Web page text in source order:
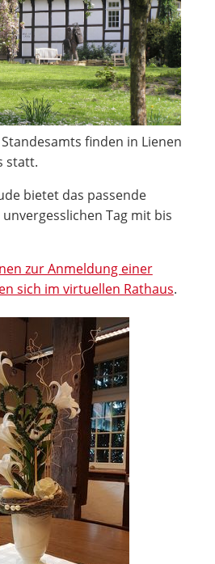
finden in Lienen
statt.
bietet das passende
Tag mit bis
zur Anmeldung einer
sich im virtuellen Rathaus.